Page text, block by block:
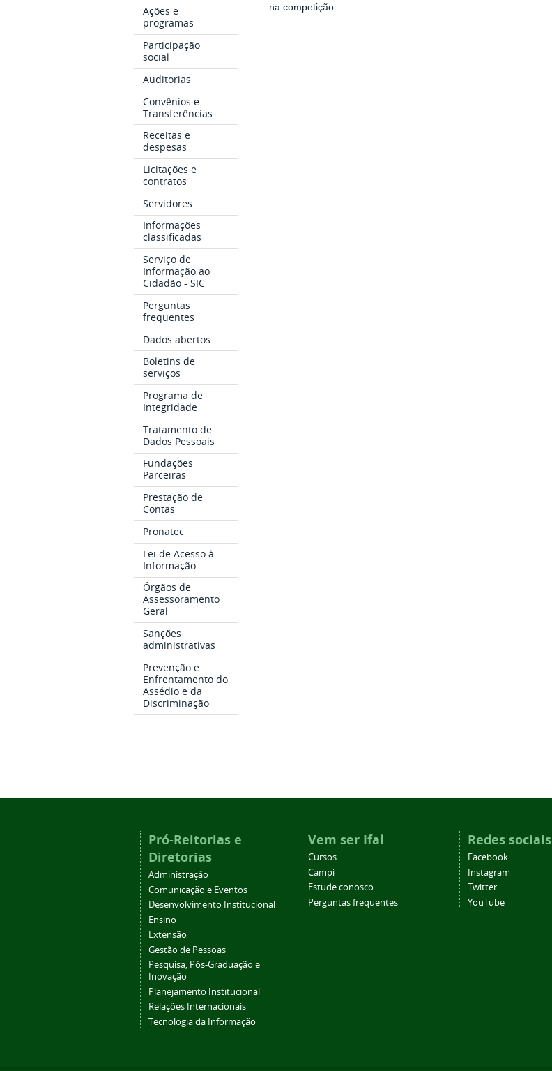
Ações e
programas
Participação
social
Auditorias
Convênios e
Transferências
Receitas e
despesas
Licitações e
contratos
Servidores
Informações
classificadas
Serviço de
Informação ao
Cidadão - SIC
Perguntas
frequentes
Dados abertos
Boletins de
serviços
Programa de
Integridade
Tratamento de
Dados Pessoais
Fundações
Parceiras
Prestação de
Contas
Pronatec
Lei de Acesso à
Informação
Órgãos de
Assessoramento
Geral
Sanções
administrativas
Prevenção e
Enfrentamento do
Assédio e da
Discriminação
na competição.
Pró-Reitorias e
Diretorias
Administração
Comunicação e Eventos
Desenvolvimento Institucional
Ensino
Extensão
Gestão de Pessoas
Pesquisa, Pós-Graduação e
Inovação
Planejamento Institucional
Relações Internacionais
Tecnologia da Informação
Vem ser Ifal
Cursos
Campi
Estude conosco
Perguntas frequentes
Redes sociais
Facebook
Instagram
Twitter
YouTube